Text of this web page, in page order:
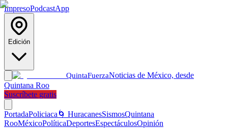
ImpresoPodcastApp
Edición
QuintaFuerzaNoticias de México, desde
Quintana Roo
Suscríbete gratis
PortadaPoliciaca 🌀 HuracanesSismosQuintana
RooMéxicoPolíticaDeportesEspectáculosOpinión